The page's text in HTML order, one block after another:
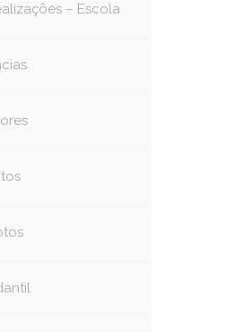
– Escola